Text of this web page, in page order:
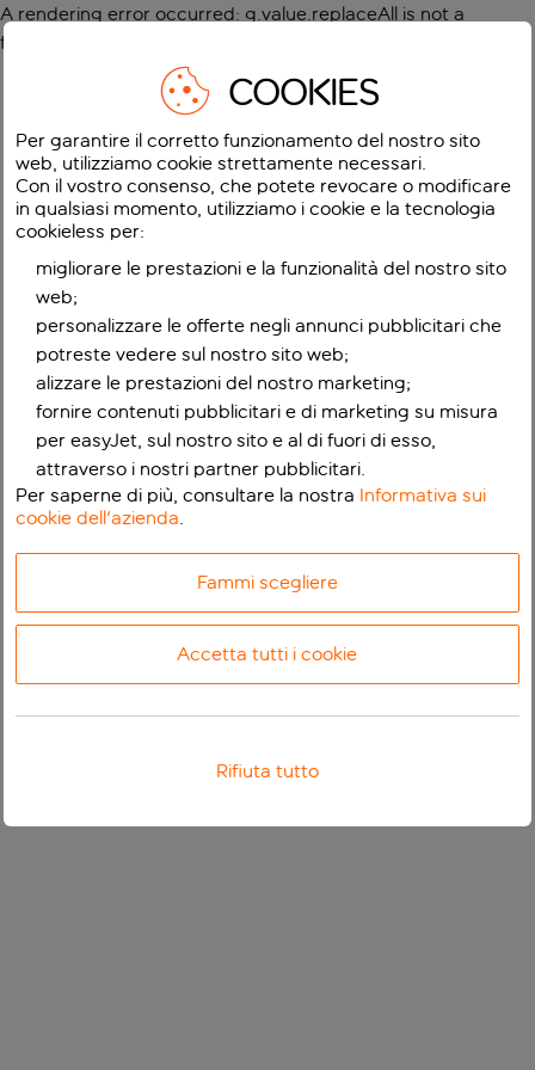
A rendering error occurred: g.value.replaceAll is not a
function
COOKIES
Per garantire il corretto funzionamento del nostro sito
web, utilizziamo cookie strettamente necessari.
Con il vostro consenso, che potete revocare o modificare
in qualsiasi momento, utilizziamo i cookie e la tecnologia
cookieless per:
migliorare le prestazioni e la funzionalità del nostro sito
web;
personalizzare le offerte negli annunci pubblicitari che
potreste vedere sul nostro sito web;
alizzare le prestazioni del nostro marketing;
fornire contenuti pubblicitari e di marketing su misura
per easyJet, sul nostro sito e al di fuori di esso,
attraverso i nostri partner pubblicitari.
Per saperne di più, consultare la nostra Informativa sui
cookie dell'azienda.
Fammi scegliere
Accetta tutti i cookie
Rifiuta tutto